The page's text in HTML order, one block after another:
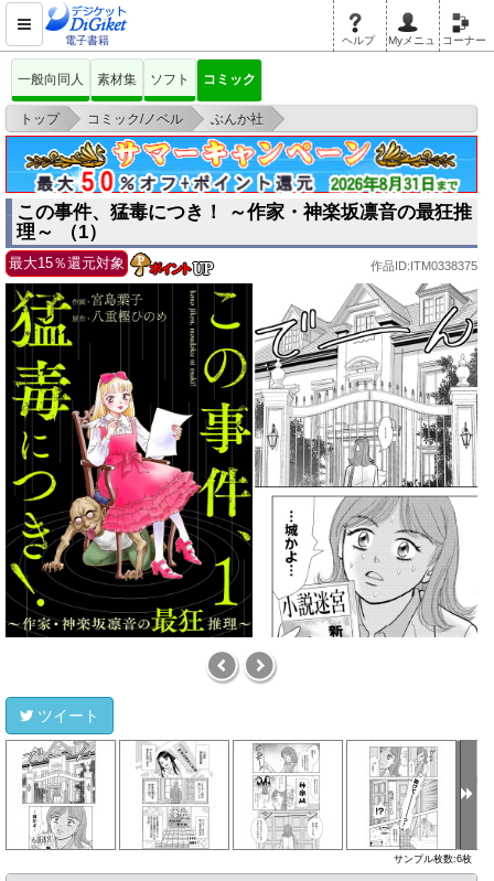
電子書籍 ヘルプ Myメニュ コーナー
一般向同人 素材集 ソフト コミック
トップ > コミック/ノベル > ぶんか社
>
この事件、猛毒につき！ ～作家・神楽坂凛音の最狂推理～ （1）
この事件、猛毒につき！ ～作家・神楽坂凛音の最狂推
理～ （1）
最大15％還元対象 作品ID:ITM0338375
ツイート
サンプル枚数:6枚